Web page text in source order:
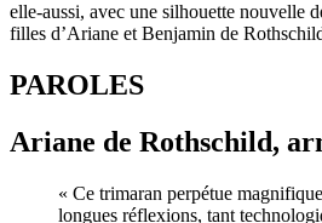
elle-aussi, avec une silhouette nouvelle
filles d’Ariane et Benjamin de
PAROLES
Ariane de Rothschild,
« Ce trimaran perpétue
longues réflexions, tant